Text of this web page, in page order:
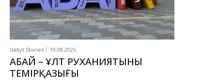
Uakyt Stories 10.08.2026
АБАЙ – ҰЛТ РУХАНИЯТЫНЫҢ
ТЕМІРҚАЗЫҒЫ